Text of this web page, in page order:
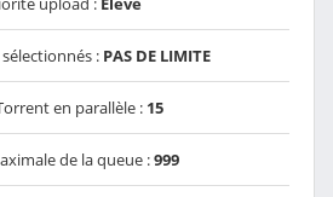
: PAS DE LIMITE
en parallèle : 15
de la queue :999